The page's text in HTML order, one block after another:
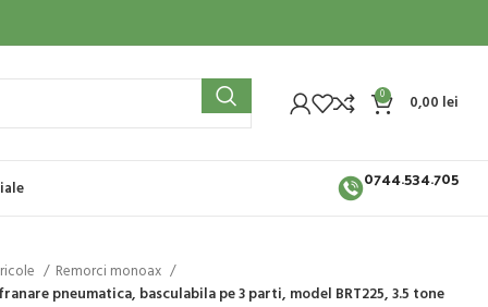
0 0,00 lei
0744.534.705
Remorci monoax
pneumatica, basculabila pe 3 parti, model BRT225, 3.5 tone